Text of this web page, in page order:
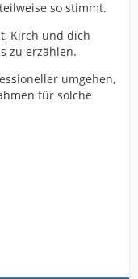
so stimmt.
Kirch und dich
zu erzählen.
umgehen,
für solche